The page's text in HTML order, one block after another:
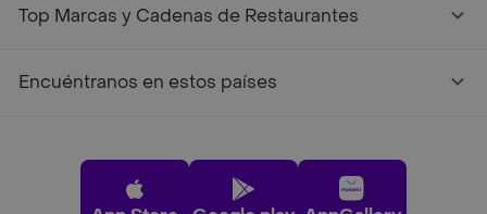
Top Marcas y Cadenas de Restaurantes
Encuéntranos en estos países